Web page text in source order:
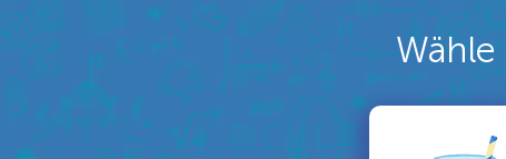
Wähle